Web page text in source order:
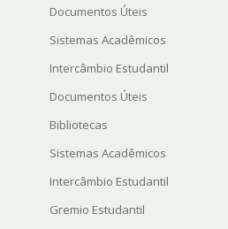
Documentos Úteis
Sistemas Acadêmicos
Intercâmbio Estudantil
Documentos Úteis
Bibliotecas
Sistemas Acadêmicos
Intercâmbio Estudantil
Gremio Estudantil